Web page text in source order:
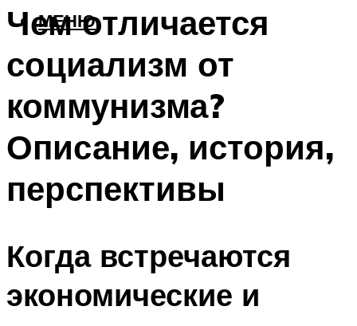
МЕНЮ
Чем отличается
социализм от
коммунизма?
Описание, история,
перспективы
Когда встречаются
экономические и